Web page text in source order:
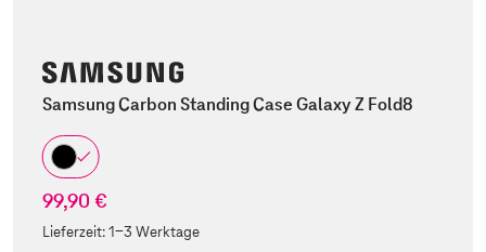
Samsung Carbon Standing Case Galaxy Z Fold8
99,90 €
Lieferzeit:1-3 Werktage